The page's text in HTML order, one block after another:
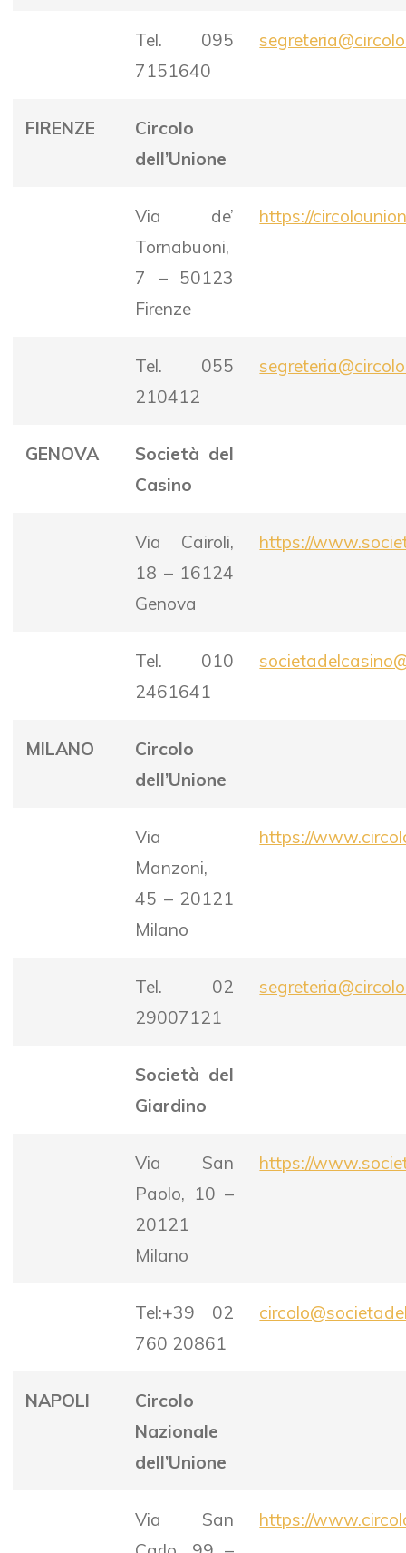
Tel. 095
7151640
FIRENZE
Circolo
dell’Unione
Via de’
Tornabuoni,
7 – 50123
Firenze
https://
Tel. 055
210412
GENOVA
Società del
Casino
Via Cairoli,
18 – 16124
Genova
https://
Tel. 010
2461641
MILANO
Circolo
dell’Unione
Via
Manzoni,
45 – 20121
Milano
https://
Tel. 02
29007121
Società del
Giardino
Via San
Paolo, 10 –
20121
Milano
https://
Tel:+39 02
760 20861
NAPOLI
Circolo
Nazionale
dell’Unione
Via San
https://